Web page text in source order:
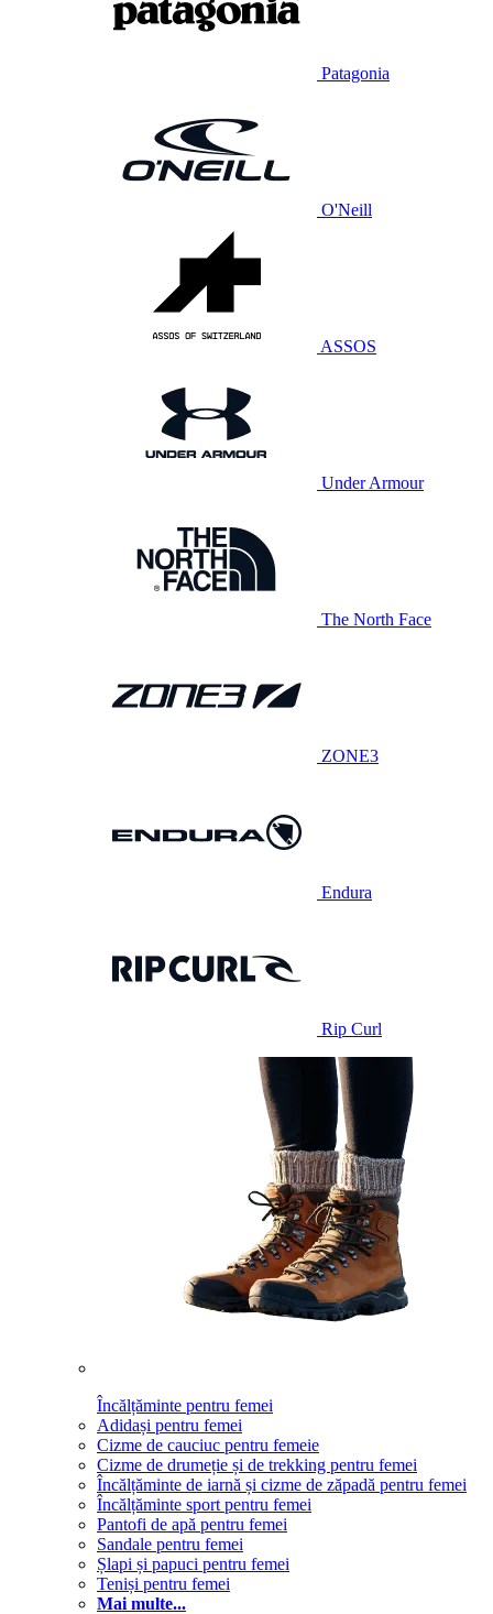
Patagonia
O'Neill
ASSOS
Under Armour
The North Face
ZONE3
Endura
Rip Curl
Încălțăminte pentru femei
Adidași pentru femei
Cizme de cauciuc pentru femeie
Cizme de drumeție și de trekking pentru femei
Încălțăminte de iarnă și cizme de zăpadă pentru femei
Încălțăminte sport pentru femei
Pantofi de apă pentru femei
Sandale pentru femei
Șlapi și papuci pentru femei
Teniși pentru femei
Mai multe...